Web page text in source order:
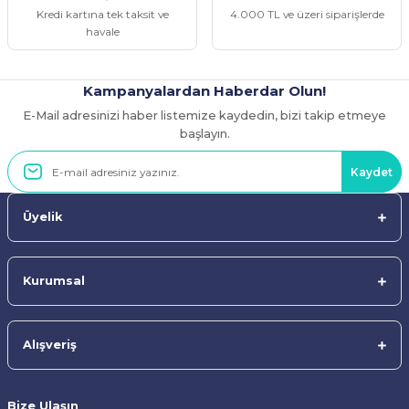
Gönder
Kredi kartına tek taksit ve
havale
4.000 TL ve üzeri siparişlerde
Kampanyalardan Haberdar Olun!
E-Mail adresinizi haber listemize kaydedin, bizi takip etmeye
başlayın.
Kaydet
Üyelik
Kurumsal
Alışveriş
Bize Ulaşın